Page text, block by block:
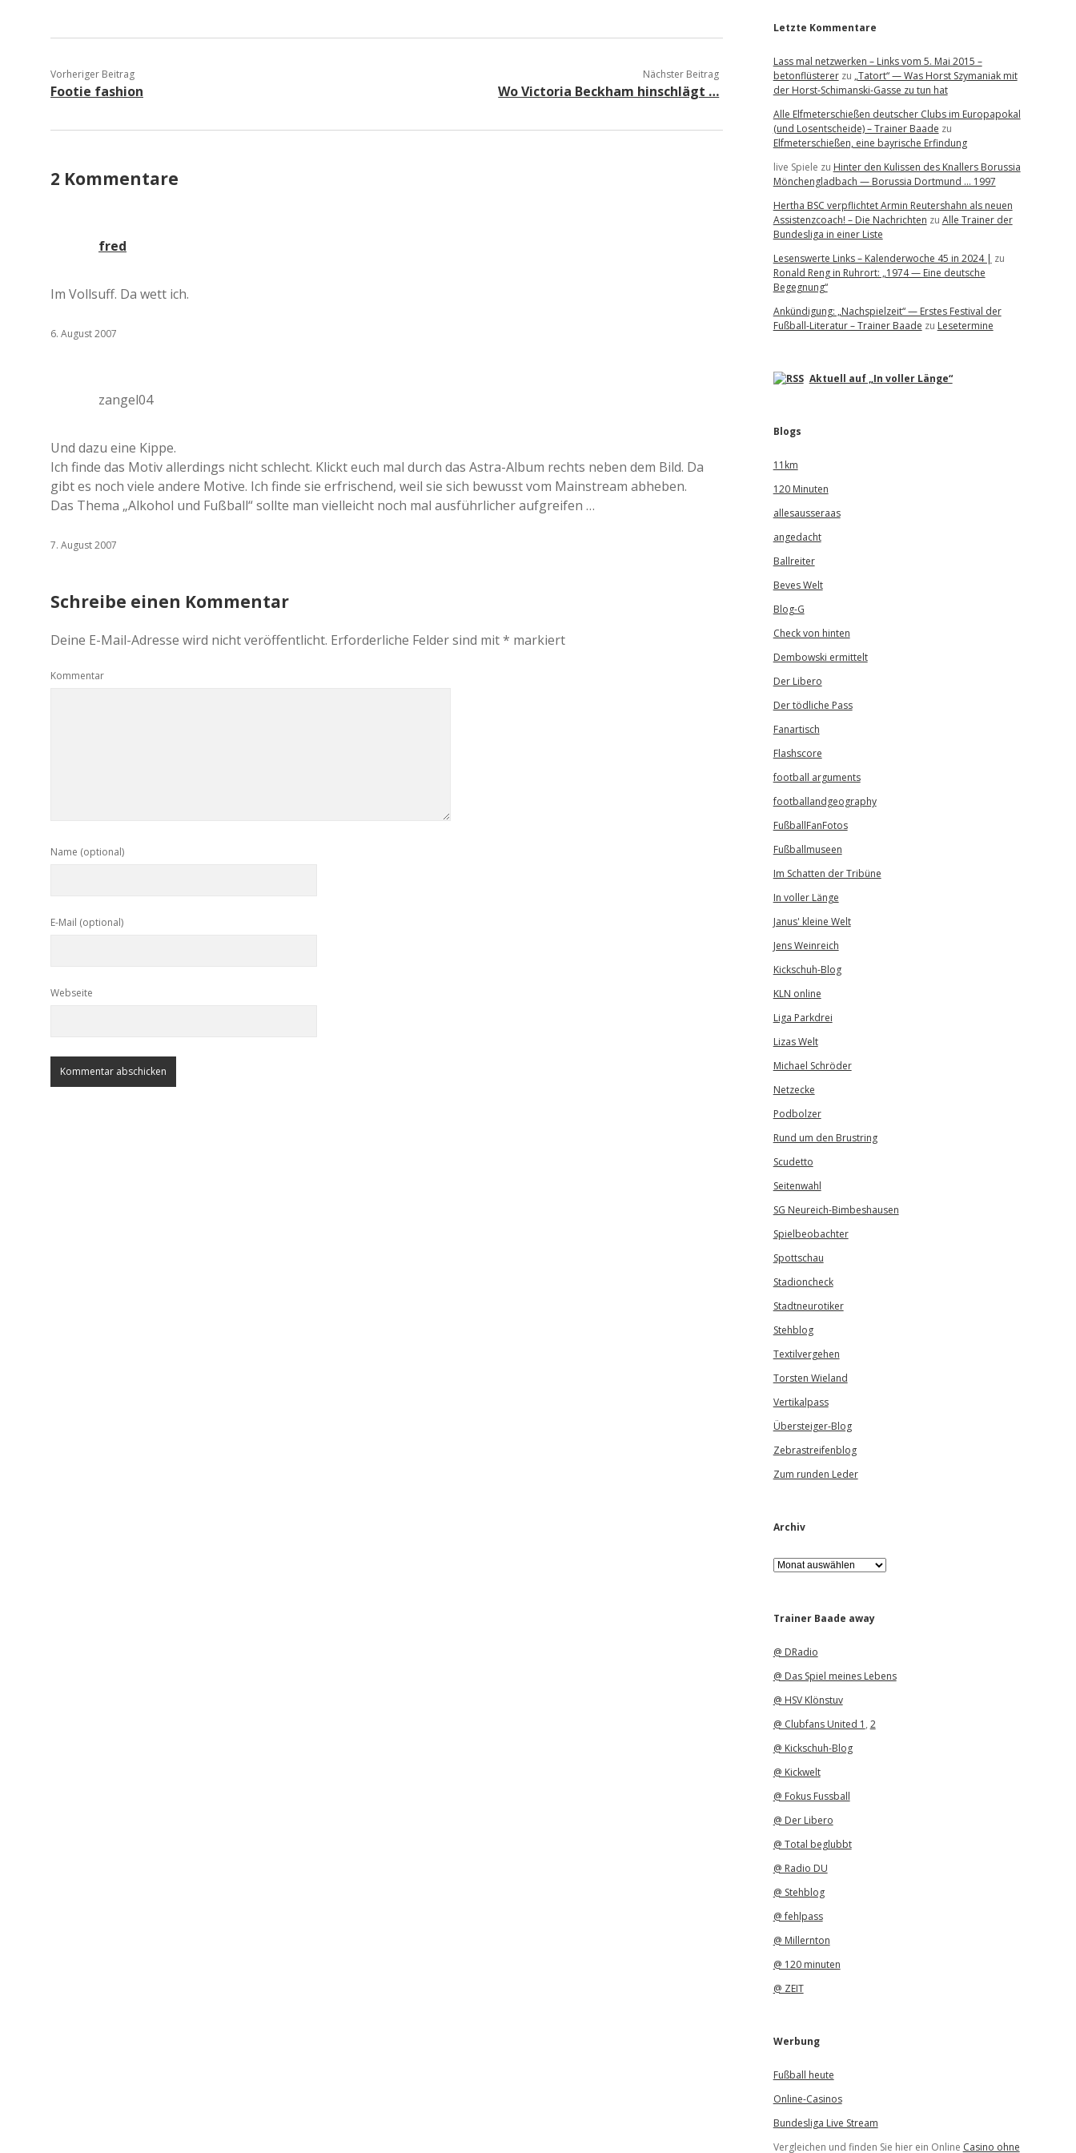
Vorheriger Beitrag
Footie fashion
Nächster Beitrag
Wo Victoria Beckham hinschlägt …
2 Kommentare
fred
Im Vollsuff. Da wett ich.
6. August 2007
zangel04
Und dazu eine Kippe.
Ich finde das Motiv allerdings nicht schlecht. Klickt euch mal durch das Astra-Album rechts neben dem Bild. Da
gibt es noch viele andere Motive. Ich finde sie erfrischend, weil sie sich bewusst vom Mainstream abheben.
Das Thema „Alkohol und Fußball“ sollte man vielleicht noch mal ausführlicher aufgreifen …
7. August 2007
Schreibe einen Kommentar
Deine E-Mail-Adresse wird nicht veröffentlicht. Erforderliche Felder sind mit* markiert
Kommentar
Name (optional)
E-Mail (optional)
Webseite
Letzte Kommentare
Lass mal netzwerken – Links vom 5. Mai 2015 –
betonflüstererzu „Tatort“ — Was Horst Szymaniak mit
der Horst-Schimanski-Gasse zu tun hat
Alle Elfmeterschießen deutscher Clubs im Europapokal
(und Losentscheide) – Trainer Baade zu
Elfmeterschießen, eine bayrische Erfindung
live Spiele zu Hinter den Kulissen des Knallers Borussia
Mönchengladbach — Borussia Dortmund … 1997
Hertha BSC verpflichtet Armin Reutershahn als neuen
Assistenzcoach! – Die Nachrichten zu Alle Trainer der
Bundesliga in einer Liste
Lesenswerte Links – Kalenderwoche 45 in 2024 | zu
Ronald Reng in Ruhrort: „1974 — Eine deutsche
Begegnung“
Ankündigung: „Nachspielzeit“ — Erstes Festival der
Fußball-Literatur – Trainer Baade zu Lesetermine
Aktuell auf „In voller Länge“
Blogs
11km
120 Minuten
allesausseraas
angedacht
Ballreiter
Beves Welt
Blog-G
Check von hinten
Dembowski ermittelt
Der Libero
Der tödliche Pass
Fanartisch
Flashscore
football arguments
footballandgeography
FußballFanFotos
Fußballmuseen
Im Schatten der Tribüne
In voller Länge
Janus' kleine Welt
Jens Weinreich
Kickschuh-Blog
KLN online
Liga Parkdrei
Lizas Welt
Michael Schröder
Netzecke
Podbolzer
Rund um den Brustring
Scudetto
Seitenwahl
SG Neureich-Bimbeshausen
Spielbeobachter
Spottschau
Stadioncheck
Stadtneurotiker
Stehblog
Textilvergehen
Torsten Wieland
Vertikalpass
Übersteiger-Blog
Zebrastreifenblog
Zum runden Leder
Archiv
A
r
iTrainer Baade away
@ DRadio
@ Das Spiel meines Lebens
@ HSV Klönstuv
@ Clubfans United 1 , 2
@ Kickschuh-Blog
@ Kickwelt
@ Fokus Fussball
@ Der Libero
@ Total beglubbt
@ Radio DU
@ Stehblog
@ fehlpass
@ Millernton
@ 120 minuten
@ ZEIT
Werbung
Fußball heute
Online-Casinos
Bundesliga Live Stream
Vergleichen und finden Sie hier ein Online Casino ohne